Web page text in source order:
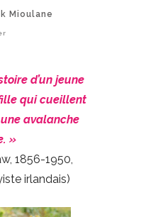
Mioulane
d’un jeune
qui cueillent
avalanche
»
1856-1950,
irlandais)